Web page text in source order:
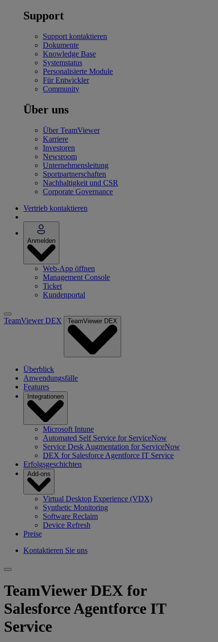
Support
Support kontaktieren
Dokumente
Knowledge Base
Systemstatus
Personalisierte Module
Für Entwickler
Community
Über uns
Über TeamViewer
Karriere
Investoren
Newsroom
Unternehmensleitung
Sportpartnerschaften
Nachhaltigkeit und CSR
Corporate Governance
Vertrieb kontaktieren
Anmelden
Web-App öffnen
Management Console
Ticket
Kundenportal
TeamViewer DEX TeamViewer DEX
Überblick
Anwendungsfälle
Features
Integrationen
Microsoft Intune
Automated Self Service for ServiceNow
Service Desk Augmentation for ServiceNow
DEX for Salesforce Agentforce IT Service
Erfolgsgeschichten
Add-ons
Virtual Desktop Experience (VDX)
Synthetic Monitoring
Software Reclaim
Device Refresh
Preise
Kontaktieren Sie uns
TeamViewer DEX for
Salesforce Agentforce IT
Service